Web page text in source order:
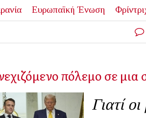
Ευρωπαϊκή Ένωση
πόλεμο σε μια
Γιατί